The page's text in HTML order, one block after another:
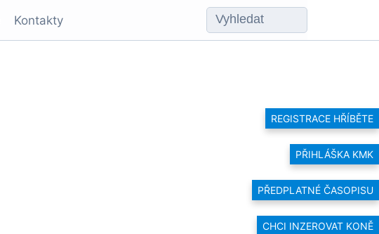
REGISTRACE HŘÍBĚTE
PŘIHLÁŠKA KMK
PŘEDPLATNÉ ČASOPISU
CHCI INZEROVAT KONĚ
Kontakty